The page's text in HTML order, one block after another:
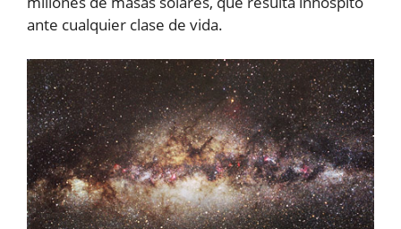
ante cualquier clase de vida.